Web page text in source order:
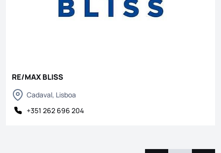
RE/MAX BLISS
Cadaval, Lisboa
+351 262 696 204